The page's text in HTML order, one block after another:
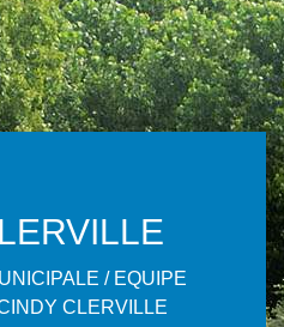
/ EQUIPE
CLERVILLE